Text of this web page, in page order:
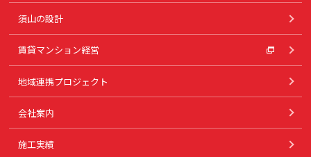
須山の設計
賃貸マンション経営
地域連携プロジェクト
会社案内
施工実績